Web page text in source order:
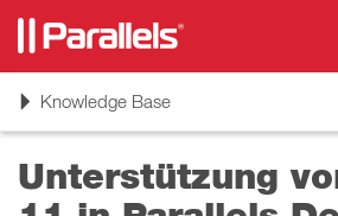
ToggleKnowledge Base
Unterstützung